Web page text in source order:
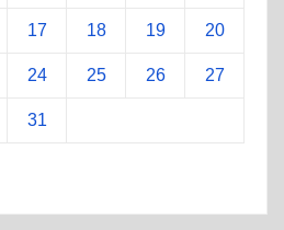
17 18 19 20
24 25 26 27
31